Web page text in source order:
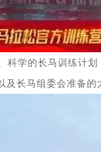
科学的长马训练计
长马组委会准备的